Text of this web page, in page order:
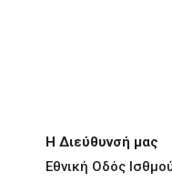
Η Διεύθυνσή μας
Εθνική Οδός